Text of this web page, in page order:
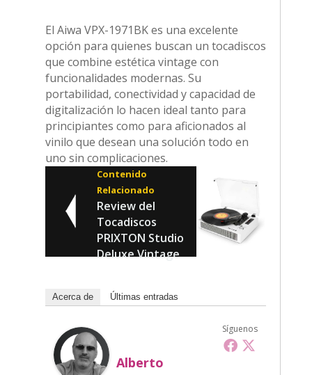
El Aiwa VPX-1971BK es una excelente
opción para quienes buscan un tocadiscos
que combine estética vintage con
funcionalidades modernas. Su
portabilidad, conectividad y capacidad de
digitalización lo hacen ideal tanto para
principiantes como para aficionados al
vinilo que desean una solución todo en
uno sin complicaciones.
Contenido
Relacionado
Review del
Tocadiscos
PRIXTON Studio
Deluxe Vintage
Acerca de Últimas entradas
Síguenos
Alberto